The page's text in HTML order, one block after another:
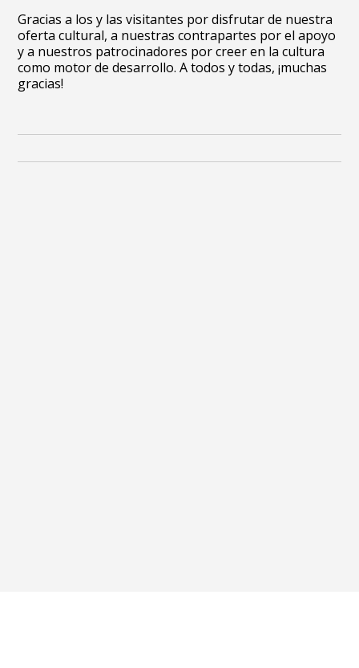
Gracias a los y las visitantes por disfrutar de nuestra
oferta cultural, a nuestras contrapartes por el apoyo
y a nuestros patrocinadores por creer en la cultura
como motor de desarrollo. A todos y todas, ¡muchas
gracias!